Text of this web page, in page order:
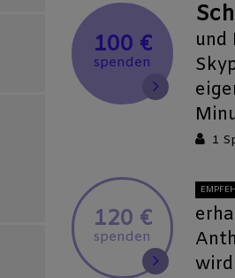
100 €
spenden
und
1
120 €
spenden